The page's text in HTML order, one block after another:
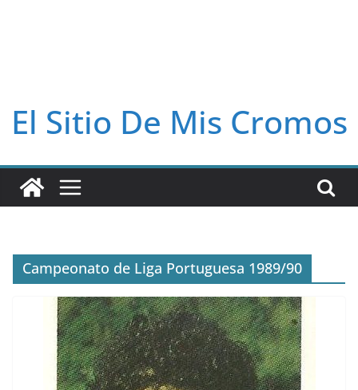
El Sitio De Mis Cromos
Campeonato de Liga Portuguesa 1989/90